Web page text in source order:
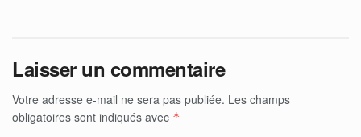
Laisser un commentaire
Votre adresse e-mail ne sera pas publiée. Les champs
obligatoires sont indiqués avec *